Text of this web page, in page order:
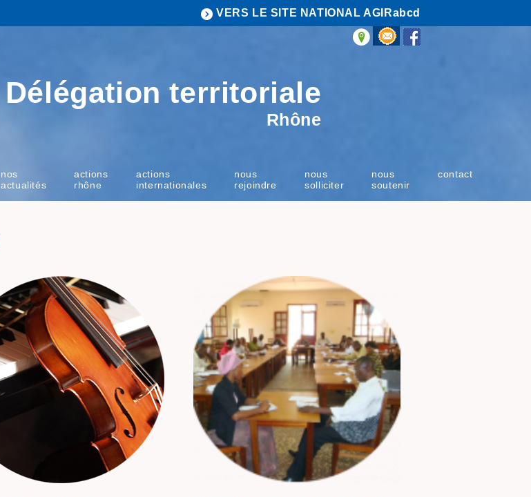
VERS LE SITE NATIONAL AGIRabcd
Délégation territoriale
Rhône
nos
actualités
actions
rhône
actions
internationales
nous
rejoindre
nous
solliciter
nous
soutenir
contact